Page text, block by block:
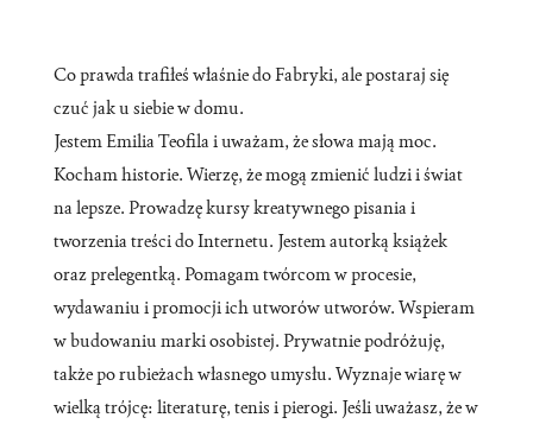
Co prawda trafiłeś właśnie do Fabryki, ale postaraj się
czuć jak u siebie w domu.
Jestem Emilia Teofila i uważam, że słowa mają moc.
Kocham historie. Wierzę, że mogą zmienić ludzi i świat
na lepsze. Prowadzę kursy kreatywnego pisania i
tworzenia treści do Internetu. Jestem autorką książek
oraz prelegentką. Pomagam twórcom w procesie,
wydawaniu i promocji ich utworów utworów. Wspieram
w budowaniu marki osobistej. Prywatnie podróżuję,
także po rubieżach własnego umysłu. Wyznaje wiarę w
wielką trójcę: literaturę, tenis i pierogi. Jeśli uważasz, że w